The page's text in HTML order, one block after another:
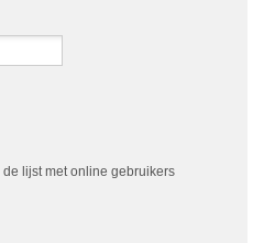
lijst met online gebruikers